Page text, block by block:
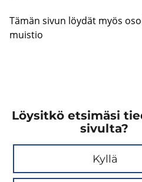
Tämän sivun löy­dät myös
muis­tio
Löysitkö etsimäsi
sivulta?
Kyllä